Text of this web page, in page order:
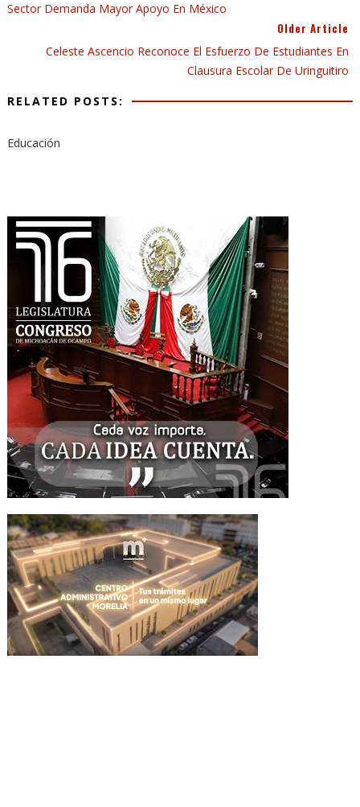
Sector Demanda Mayor Apoyo En México
Older Article
Celeste Ascencio Reconoce El Esfuerzo De Estudiantes En
Clausura Escolar De Uringuitiro
RELATED POSTS:
Educación